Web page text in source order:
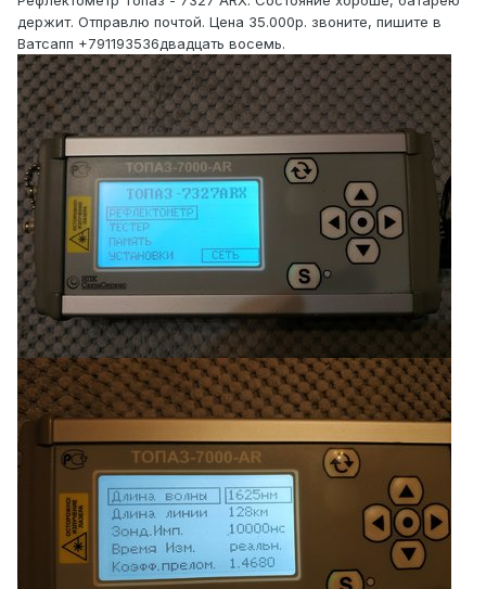
держит. Отправлю почтой. Цена 35.000р. звоните, пишите в
Ватсапп +791193536двадцать восемь.